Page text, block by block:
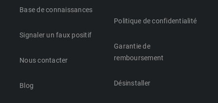
Base de connaissances
Signaler un faux positif
Nous contacter
Blog
Politique de confidentialité
Garantie de
remboursement
Désinstaller